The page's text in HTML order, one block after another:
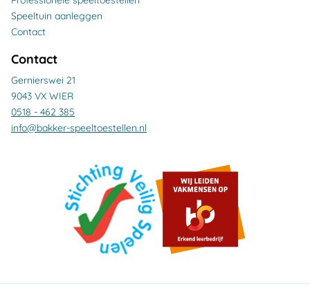
Speeltuin aanleggen
Contact
Contact
Gernierswei 21
9043 VX WIER
0518 - 462 385
info@bakker-speeltoestellen.nl